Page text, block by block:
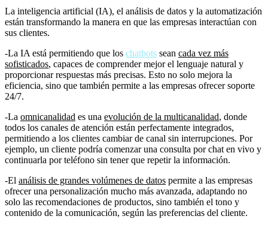
La inteligencia artificial (IA), el análisis de datos y la automatización
están transformando la manera en que las empresas interactúan con
sus clientes.
-La IA está permitiendo que los chatbots sean cada vez más
sofisticados, capaces de comprender mejor el lenguaje natural y
proporcionar respuestas más precisas. Esto no solo mejora la
eficiencia, sino que también permite a las empresas ofrecer soporte
24/7.
-La omnicanalidad es una evolución de la multicanalidad, donde
todos los canales de atención están perfectamente integrados,
permitiendo a los clientes cambiar de canal sin interrupciones. Por
ejemplo, un cliente podría comenzar una consulta por chat en vivo y
continuarla por teléfono sin tener que repetir la información.
-El análisis de grandes volúmenes de datos permite a las empresas
ofrecer una personalización mucho más avanzada, adaptando no
solo las recomendaciones de productos, sino también el tono y
contenido de la comunicación, según las preferencias del cliente.